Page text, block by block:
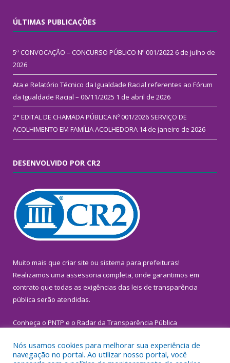
ÚLTIMAS PUBLICAÇÕES
5ª CONVOCAÇÃO – CONCURSO PÚBLICO Nº 001/2022 6 de julho de
2026
Ata e Relatório Técnico da Igualdade Racial referentes ao Fórum
da Igualdade Racial – 06/11/2025 1 de abril de 2026
2° EDITAL DE CHAMADA PÚBLICA Nº 001/2026 SERVIÇO DE
ACOLHIMENTO EM FAMÍLIA ACOLHEDORA 14 de janeiro de 2026
DESENVOLVIDO POR CR2
Muito mais que criar site ou sistema para prefeituras!
Realizamos uma assessoria completa, onde garantimos em
contrato que todas as exigências das leis de transparência
pública serão atendidas.
Conheça o PNTP e o Radar da Transparência Pública
Nós usamos cookies para melhorar sua experiência de
navegação no portal. Ao utilizar nosso portal, você